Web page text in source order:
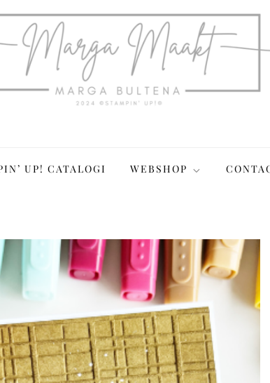
UP! CATALOGI WEBSHOP